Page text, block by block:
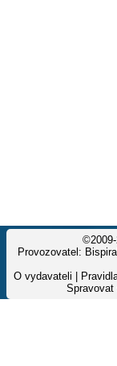
Provozovatel:
O vydavateli
Spravovat